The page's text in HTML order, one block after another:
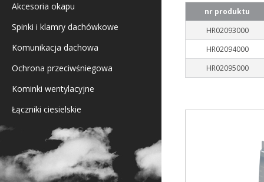
Akcesoria okapu
Spinki i klamry dachówkowe
Komunikacja dachowa
Ochrona przeciwśniegowa
Kominki wentylacyjne
Łączniki ciesielskie
nr produktu
HR02093000
HR02094000
HR02095000